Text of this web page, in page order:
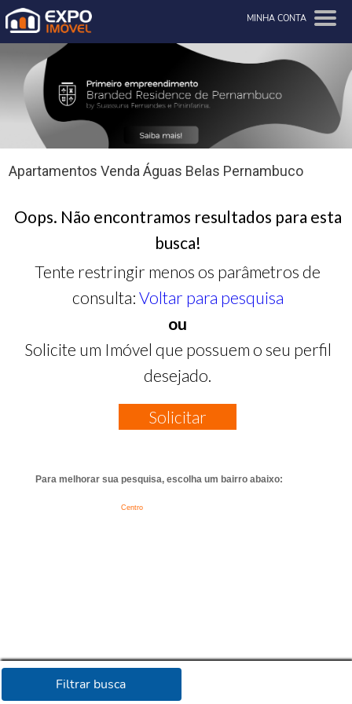
MINHA CONTA
Filtrar busca
Apartamentos Venda Águas Belas Pernambuco
Oops. Não encontramos resultados para esta
busca!
Tente restringir menos os parâmetros de
consulta: Voltar para pesquisa
ou
Solicite um Imóvel que possuem o seu perfil
desejado.
Solicitar
Para melhorar sua pesquisa, escolha um bairro abaixo:
Centro